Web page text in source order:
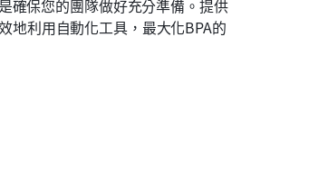
確保您的團隊做好充分準備。提供
地利用自動化工具，最大化BPA的